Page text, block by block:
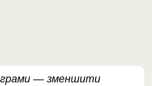
— зменшити